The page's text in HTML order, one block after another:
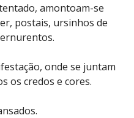
amontoam-se
postais, ursinhos de
onde se juntam
os credos e cores.